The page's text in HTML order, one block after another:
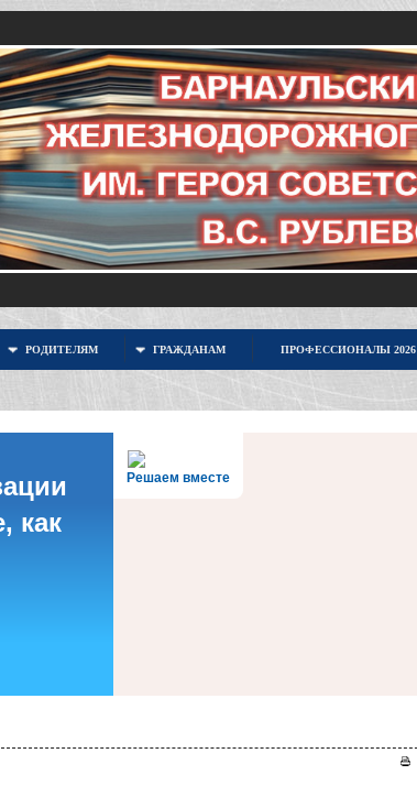
РОДИТЕЛЯМ ГРАЖДАНАМ ПРОФЕССИОНАЛЫ 2026
Решаем вместе
как